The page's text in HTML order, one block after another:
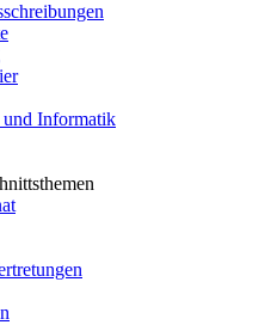
Informatik